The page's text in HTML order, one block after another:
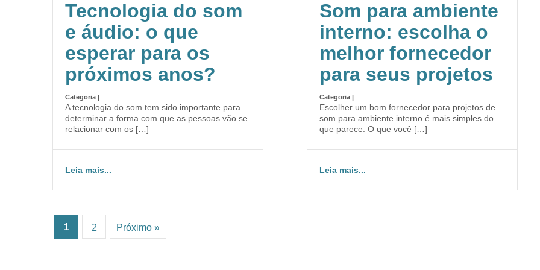
Tecnologia do som
e áudio: o que
esperar para os
próximos anos?
Categoria |
A tecnologia do som tem sido importante para
determinar a forma com que as pessoas vão se
relacionar com os […]
Leia mais...
Som para ambiente
interno: escolha o
melhor fornecedor
para seus projetos
Categoria |
Escolher um bom fornecedor para projetos de
som para ambiente interno é mais simples do
que parece. O que você […]
Leia mais...
1 2 Próximo »